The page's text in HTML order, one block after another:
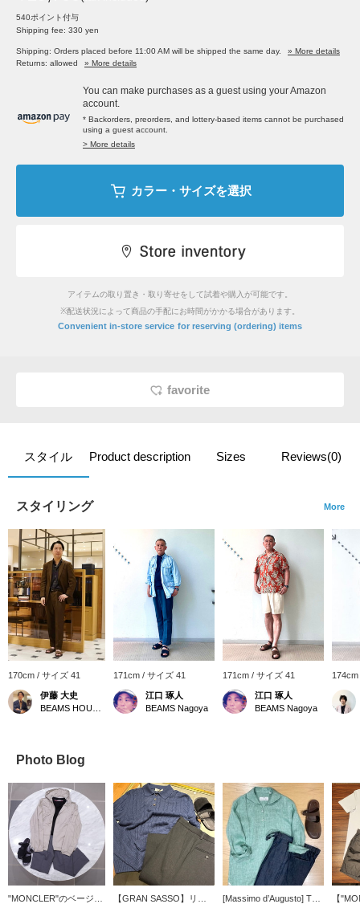
540ポイント付与
Shipping fee: 330 yen
Shipping: Orders placed before 11:00 AM will be shipped the same day.
» More details
Returns: allowed
» More details
You can make purchases as a guest using your Amazon
account.
* Backorders, preorders, and lottery-based items cannot be purchased
using a guest account.
> More details
カラー・サイズを選択
アイテムの取り置き・取り寄せをして試着や購入が可能です。
※配送状況によって商品の手配にお時間がかかる場合があります。
Convenient in-store service for reserving (ordering) items
favorite
スタイル Product description Sizes Reviews(0)
スタイリング More
170cm / サイズ 41
伊藤 大史
171cm / サイズ 41
江口 琢人
BEAMS Nagoya
171cm / サイズ 41
江口 琢人
BEAMS Nagoya
Photo Blog
"MONCLER"のベージュ
【GRAN SASSO】リネ
[Massimo d’Augusto] This
【